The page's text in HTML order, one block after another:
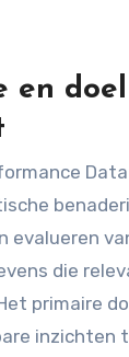
en
evalueren
die
primaire
inzichten